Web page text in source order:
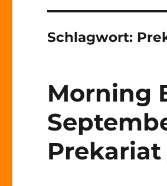
Schlagwort:
Morning